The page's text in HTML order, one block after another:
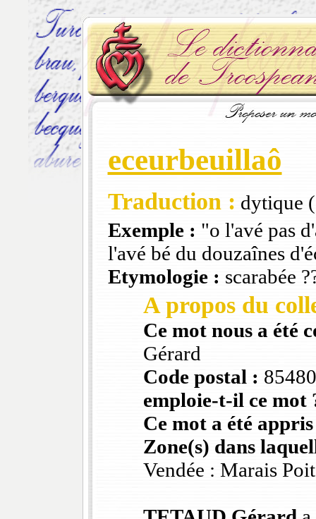
eceurbeuillaô
Traduction : dytique
Exemple : "o l'avé pas
l'avé bé du douzaînes
Etymologie : scarabée
A propos du
Ce mot nous a été
Gérard
Code postal :
emploie-t-il ce mot
Ce mot a été
Zone(s) dans
Vendée : Marais